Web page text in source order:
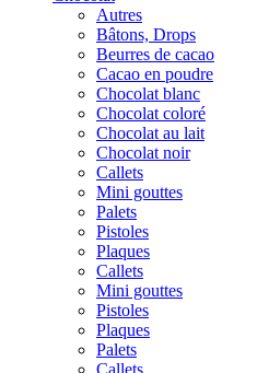
Autres
Bâtons, Drops
Beurres de cacao
Cacao en poudre
Chocolat blanc
Chocolat coloré
Chocolat au lait
Chocolat noir
Callets
Mini gouttes
Palets
Pistoles
Plaques
Callets
Mini gouttes
Pistoles
Plaques
Palets
Callets